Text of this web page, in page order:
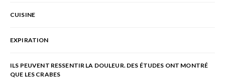
CUISINE
EXPIRATION
ILS PEUVENT RESSENTIR LA DOULEUR. DES ÉTUDES ONT MONTRÉ
QUE LES CRABES